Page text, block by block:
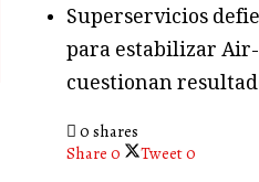
Superservicios
para estabilizar
cuestionan
0 shares
Share 0 Tweet0